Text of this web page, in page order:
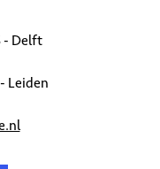
- Delft
Leiden